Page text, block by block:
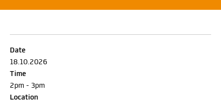
Date
18.10.2026
Time
2pm - 3pm
Location